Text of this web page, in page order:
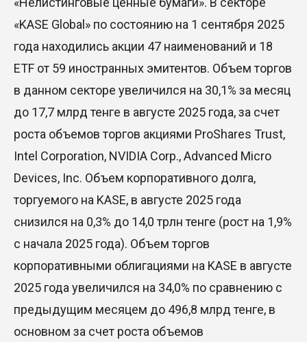
«KASE Global» по состоянию на 1 сентября 2025
года находились акции 47 наименований и 18
ETF от 59 иностранных эмитентов. Объем торгов
в данном секторе увеличился на 30,1% за месяц
до 17,7 млрд тенге в августе 2025 года, за счет
роста объемов торгов акциями ProShares Trust,
Intel Corporation, NVIDIA Corp., Advanced Micro
Devices, Inc. Объем корпоративного долга,
торгуемого на KASE, в августе 2025 года
снизился на 0,3% до 14,0 трлн тенге (рост на 1,9%
с начала 2025 года). Объем торгов
корпоративными облигациями на KASE в августе
2025 года увеличился на 34,0% по сравнению с
предыдущим месяцем до 496,8 млрд тенге, в
основном за счет роста объемов